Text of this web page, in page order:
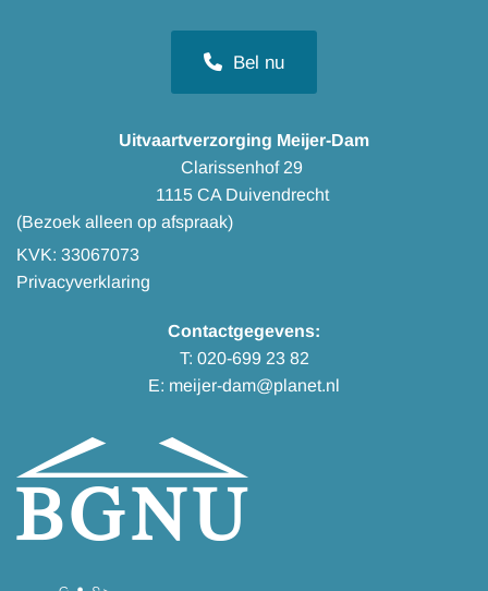
Bel nu
Uitvaartverzorging Meijer-Dam
Clarissenhof 29
1115 CA Duivendrecht
(Bezoek alleen op afspraak)
KVK: 33067073
Privacyverklaring
Contactgegevens:
T: 020-699 23 82
E: meijer-dam@planet.nl